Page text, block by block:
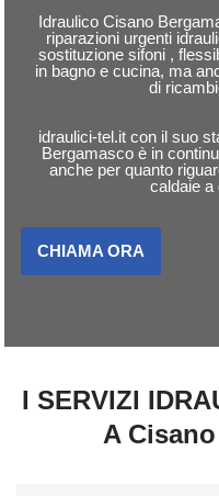
Idraulico Cisano
riparazioni urgenti
sostituzione sifoni ,
in bagno e cucina, ma
di
idraulici-tel.it con il suo
Bergamasco è in
anche per quanto
caldaie a
CHIAMA ORA
I SERVIZI
A